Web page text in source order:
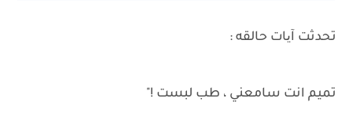
تحدثت آیات حالقه :
تميم انت سامعني ، طب لبست !"